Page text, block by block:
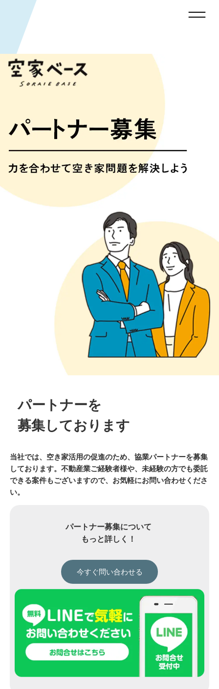
パートナーを
募集しております
当社では、空き家活用の促進のため、協業パートナーを募集
しております。不動産業ご経験者様や、未経験の方でも委託
できる案件もございますので、お気軽にお問い合わせくださ
い。
パートナー募集について
もっと詳しく！
今すぐ問い合わせる